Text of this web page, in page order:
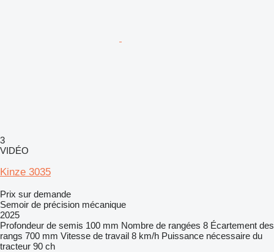
3
VIDÉO
Kinze 3035
Prix sur demande
Semoir de précision mécanique
2025
Profondeur de semis 100 mm Nombre de rangées 8 Écartement des
rangs 700 mm Vitesse de travail 8 km/h Puissance nécessaire du
tracteur 90 ch